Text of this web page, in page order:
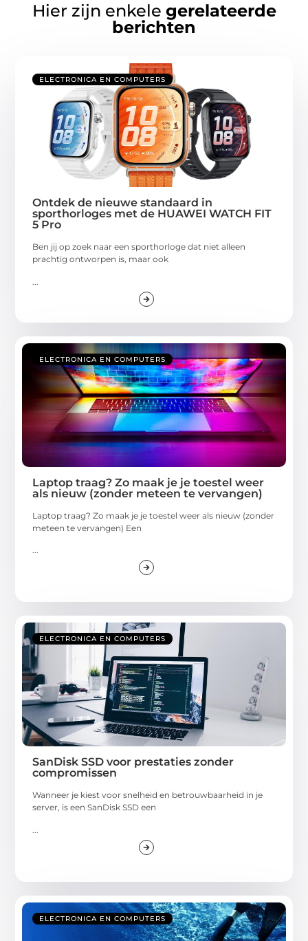
Hier zijn enkele gerelateerde
berichten
ELECTRONICA EN COMPUTERS
Ontdek de nieuwe standaard in
sporthorloges met de HUAWEI WATCH FIT
5 Pro
Ben jij op zoek naar een sporthorloge dat niet alleen
prachtig ontworpen is, maar ook
ELECTRONICA EN COMPUTERS
Laptop traag? Zo maak je je toestel weer
als nieuw (zonder meteen te vervangen)
Laptop traag? Zo maak je je toestel weer als nieuw (zonder
meteen te vervangen) Een
...
ELECTRONICA EN COMPUTERS
SanDisk SSD voor prestaties zonder
compromissen
Wanneer je kiest voor snelheid en betrouwbaarheid in je
server, is een SanDisk SSD een
ELECTRONICA EN COMPUTERS